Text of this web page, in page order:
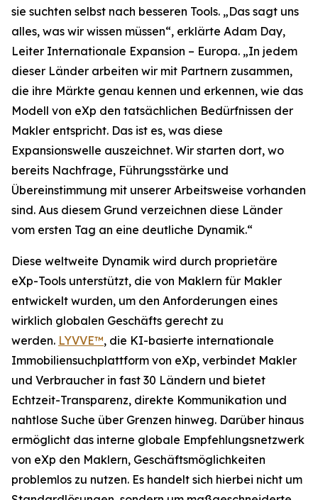
sie suchten selbst nach besseren Tools. „Das sagt uns
alles, was wir wissen müssen“, erklärte Adam Day,
Leiter Internationale Expansion – Europa. „In jedem
dieser Länder arbeiten wir mit Partnern zusammen,
die ihre Märkte genau kennen und erkennen, wie das
Modell von eXp den tatsächlichen Bedürfnissen der
Makler entspricht. Das ist es, was diese
Expansionswelle auszeichnet. Wir starten dort, wo
bereits Nachfrage, Führungsstärke und
Übereinstimmung mit unserer Arbeitsweise vorhanden
sind. Aus diesem Grund verzeichnen diese Länder
vom ersten Tag an eine deutliche Dynamik.“
Diese weltweite Dynamik wird durch proprietäre
eXp-Tools unterstützt, die von Maklern für Makler
entwickelt wurden, um den Anforderungen eines
wirklich globalen Geschäfts gerecht zu
werden. LYVVE™, die KI-basierte internationale
Immobiliensuchplattform von eXp, verbindet Makler
und Verbraucher in fast 30 Ländern und bietet
Echtzeit-Transparenz, direkte Kommunikation und
nahtlose Suche über Grenzen hinweg. Darüber hinaus
ermöglicht das interne globale Empfehlungsnetzwerk
von eXp den Maklern, Geschäftsmöglichkeiten
problemlos zu nutzen. Es handelt sich hierbei nicht um